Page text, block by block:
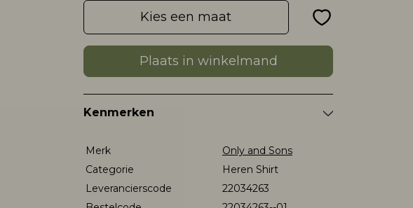
Kies een maat
Plaats in winkelmand
Kenmerken
Merk
Only and Sons
Categorie
Heren Shirt
Leverancierscode
22034263